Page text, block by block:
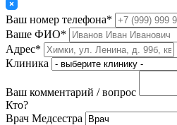
Ваш номер телефона*
Ваше ФИО*
Адрес*
Клиника
Ваш комментарий / вопрос
Кто?
Врач Медсестра